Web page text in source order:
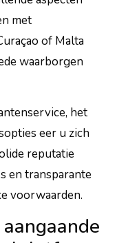
met
of Malta
waarborgen
het
eer u zich
reputatie
en transparante
voorwaarden.